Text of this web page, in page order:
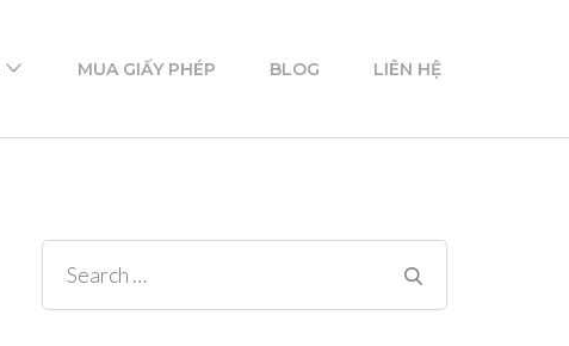
MUA GIẤY PHÉP BLOG LIÊN HỆ
Search
for: